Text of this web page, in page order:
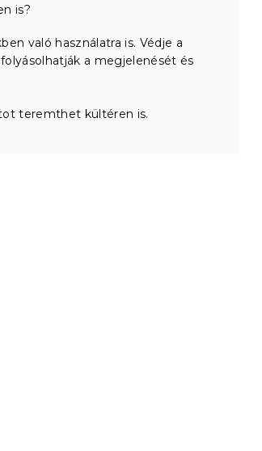
is?
való használatra is. Védje a
a megjelenését és
teremthet kültéren is.